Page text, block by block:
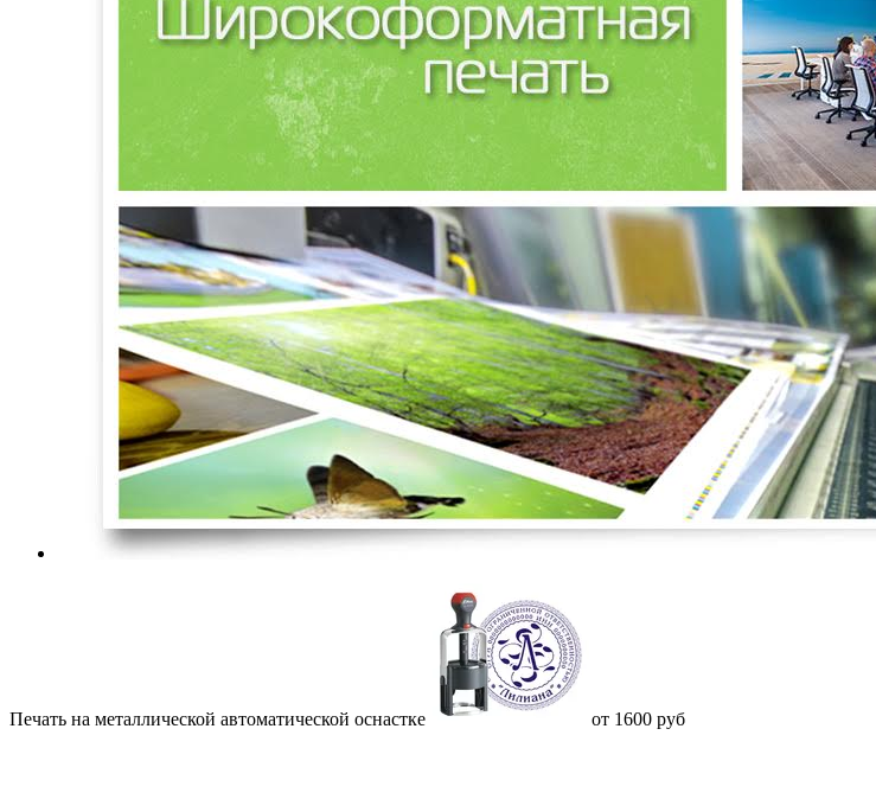
Печать на металлической автоматической оснастке от 1600 руб